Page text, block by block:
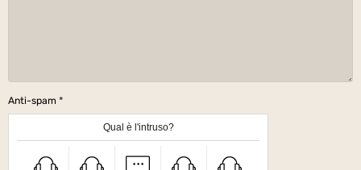
Anti-spam
Qual è l'intruso?